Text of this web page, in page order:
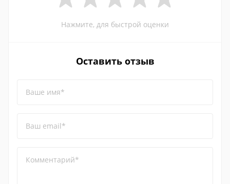
Нажмите, для быстрой оценки
Оставить отзыв
Ваше имя*
Ваш email*
Комментарий*